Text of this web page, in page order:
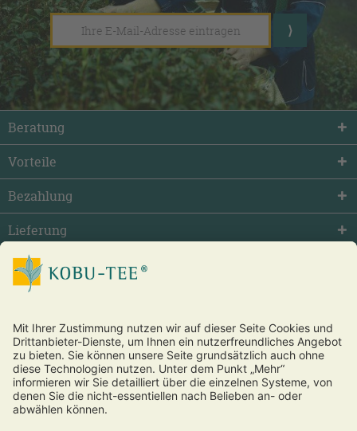
Beratung
Vorteile
Bezahlung
Lieferung
facebook twitter youtube
Vertrag widerrufen